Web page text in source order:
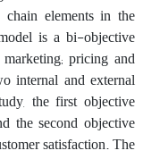
elements in the
is a bi-objective
pricing and
internal and external
the first objective
the second objective
satisfaction. The